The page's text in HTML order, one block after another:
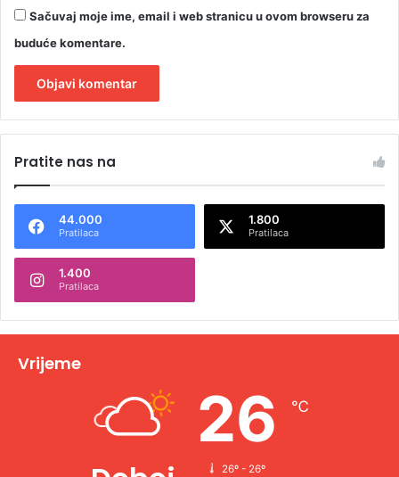
Sačuvaj moje ime, email i web stranicu u ovom browseru za
buduće komentare.
t
n
t
v
Pratite nas na
44.000
Pratilaca
1.800
Pratilaca
1.400
Pratilaca
Vrijeme
26 ℃
26º - 26º